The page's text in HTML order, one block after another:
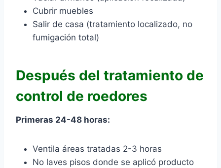
Cubrir muebles
Salir de casa (tratamiento localizado, no
fumigación total)
Después del tratamiento de
control de roedores
Primeras 24-48 horas:
Ventila áreas tratadas 2-3 horas
No laves pisos donde se aplicó producto